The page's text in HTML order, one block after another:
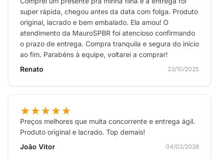
super rápida, chegou antes da data com folga. Produto
original, lacrado e bem embalado. Ela amou! O
atendimento da MauroSPBR foi atencioso confirmando
o prazo de entrega. Compra tranquila e segura do início
ao fim. Parabéns à equipe, voltarei a comprar!
Renato
23/10/2025
★★★★★
Preços melhores que muita concorrente e entrega ágil.
Produto original e lacrado. Top demais!
João Vitor
04/02/2026